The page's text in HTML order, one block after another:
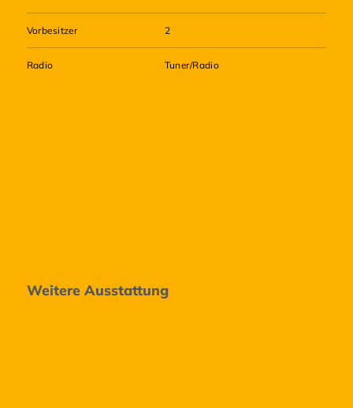
Vorbesitzer 2
Radio Tuner/Radio
Weitere Ausstattung